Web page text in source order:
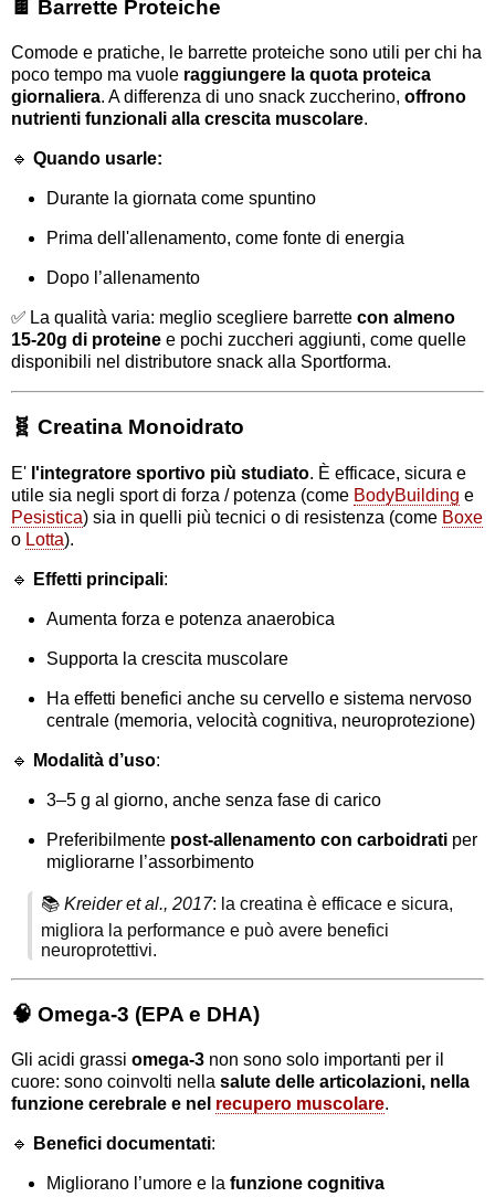
🍫 Barrette Proteiche
Comode e pratiche, le barrette proteiche sono utili per chi ha
poco tempo ma vuole raggiungere la quota proteica
giornaliera. A differenza di uno snack zuccherino, offrono
nutrienti funzionali alla crescita muscolare.
🔹 Quando usarle:
Durante la giornata come spuntino
Prima dell'allenamento, come fonte di energia
Dopo l’allenamento
✅ La qualità varia: meglio scegliere barrette con almeno
15-20g di proteine e pochi zuccheri aggiunti, come quelle
disponibili nel distributore snack alla Sportforma.
🧬 Creatina Monoidrato
E' l'integratore sportivo più studiato. È efficace, sicura e
utile sia negli sport di forza / potenza (come BodyBuilding e
Pesistica) sia in quelli più tecnici o di resistenza (come Boxe
o Lotta).
🔹 Effetti principali:
Aumenta forza e potenza anaerobica
Supporta la crescita muscolare
Ha effetti benefici anche su cervello e sistema nervoso
centrale (memoria, velocità cognitiva, neuroprotezione)
🔹 Modalità d’uso:
3–5 g al giorno, anche senza fase di carico
Preferibilmente post-allenamento con carboidrati per
migliorarne l’assorbimento
📚 Kreider et al., 2017: la creatina è efficace e sicura,
migliora la performance e può avere benefici
neuroprotettivi.
🧠 Omega-3 (EPA e DHA)
Gli acidi grassi omega-3 non sono solo importanti per il
cuore: sono coinvolti nella salute delle articolazioni, nella
funzione cerebrale e nel recupero muscolare.
🔹 Benefici documentati:
Migliorano l’umore e la funzione cognitiva